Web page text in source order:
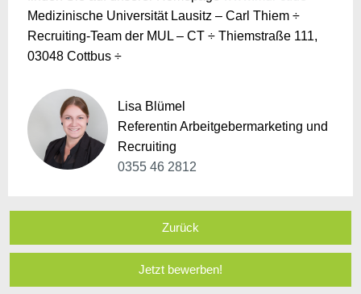
Medizinische Universität Lausitz – Carl Thiem ÷
Recruiting-Team der MUL – CT ÷ Thiemstraße 111,
03048 Cottbus ÷
Lisa Blümel
Referentin Arbeitgebermarketing und
Recruiting
0355 46 2812
Zurück
Jetzt bewerben!